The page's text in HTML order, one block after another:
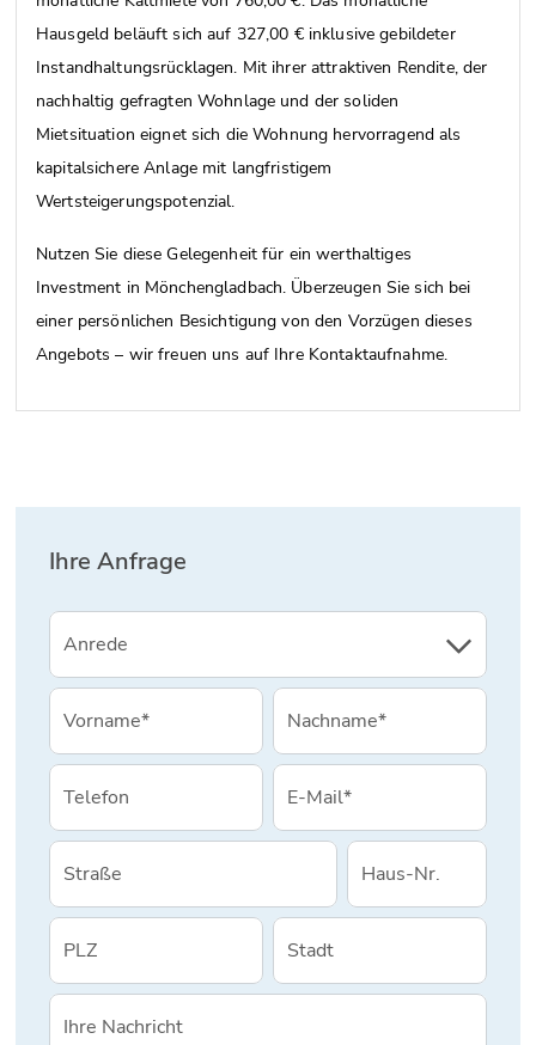
Hausgeld beläuft sich auf 327,00 € inklusive gebildeter
Instandhaltungsrücklagen. Mit ihrer attraktiven Rendite, der
nachhaltig gefragten Wohnlage und der soliden
Mietsituation eignet sich die Wohnung hervorragend als
kapitalsichere Anlage mit langfristigem
Wertsteigerungspotenzial.
Nutzen Sie diese Gelegenheit für ein werthaltiges
Investment in Mönchengladbach. Überzeugen Sie sich bei
einer persönlichen Besichtigung von den Vorzügen dieses
Angebots – wir freuen uns auf Ihre Kontaktaufnahme.
Ihre Anfrage